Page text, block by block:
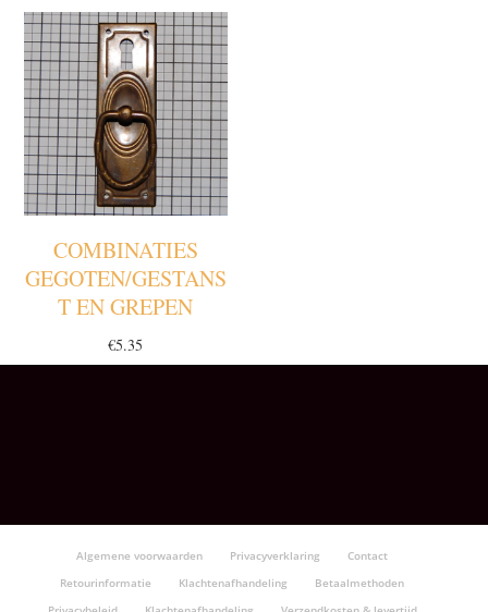
COMBINATIES
GEGOTEN/GESTANS
T EN GREPEN
€5.35
Algemene voorwaarden Privacyverklaring
Contact
Retourinformatie
Klachtenafhandeling
Betaalmethoden